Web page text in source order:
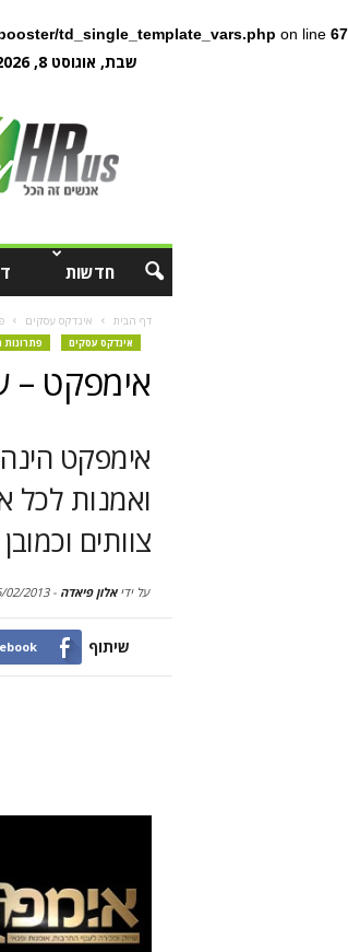
td_single_template_vars.php on line 67
שבת, אוגוסט 8, 2026
חדשות
דף הבית אינדקס עסקים
אינדקס עסקים פתרונות
אימפקט –
אימפקט
ואמנות לכל
צוותים
על ידיאלון פיאדה -
02/2013
שיתוף